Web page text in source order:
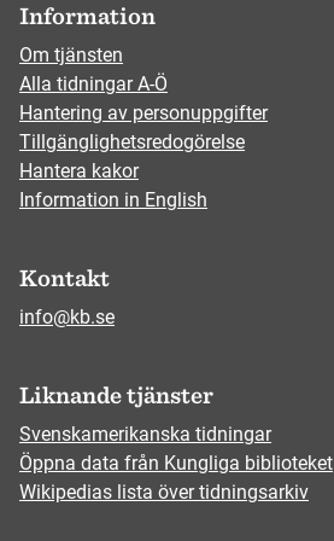
Information
Om tjänsten
Alla tidningar A-Ö
Hantering av personuppgifter
Tillgänglighetsredogörelse
Hantera kakor
Information in English
Kontakt
info@kb.se
Liknande tjänster
Svenskamerikanska tidningar
Öppna data från Kungliga biblioteket
Wikipedias lista över tidningsarkiv